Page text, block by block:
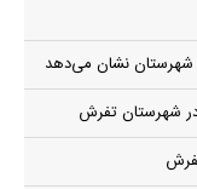
شهرستان نشان می‌دهد
شهرستان تفرش